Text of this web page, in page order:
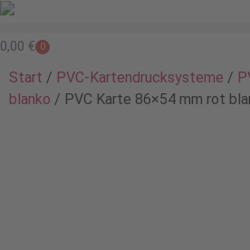
0,00 € 0
Start / PVC-Kartendrucksysteme /
blanko / PVC Karte 86×54 mm rot